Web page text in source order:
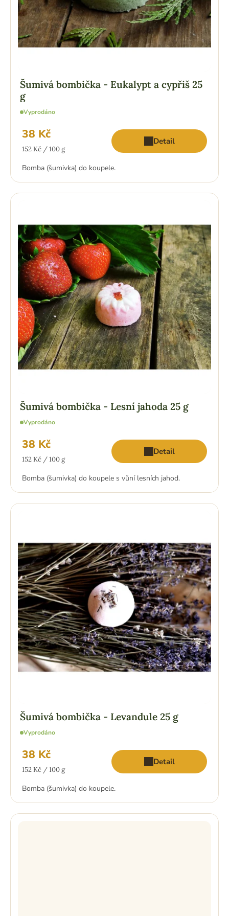
Šumivá bombička - Eukalypt a cypřiš 25
g
Vyprodáno
38 Kč
Měrná
152 Kč / 100 g
Detail
Bomba (šumivka) do koupele.
Šumivá bombička - Lesní jahoda 25 g
Vyprodáno
38 Kč
Měrná
152 Kč / 100 g
Detail
Bomba (šumivka) do koupele s vůní lesních jahod.
Šumivá bombička - Levandule 25 g
Vyprodáno
38 Kč
Měrná
152 Kč / 100 g
Detail
Bomba (šumivka) do koupele.